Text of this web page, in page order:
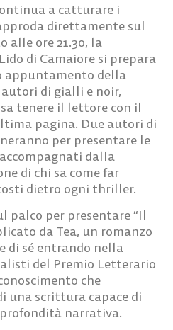
a catturare i
direttamente sul
alle ore 21.30, la
di Camaiore si prepara
appuntamento della
di gialli e noir,
tenere il lettore con il
pagina. Due autori di
per presentare le
dalla
di chi sa come far
dietro ogni thriller.
palco per presentare “Il
da Tea, un romanzo
di sé entrando nella
del Premio Letterario
che
una scrittura capace di
narrativa.